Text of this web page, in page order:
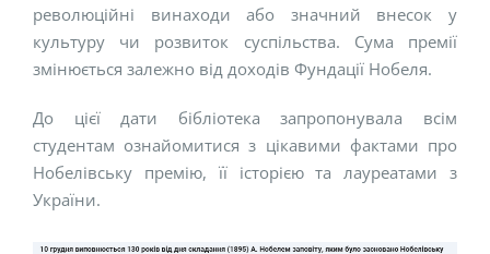
революційні винаходи або значний внесок у
культуру чи розвиток суспільства. Сума премії
змінюється залежно від доходів Фундації Нобеля.
До цієї дати бібліотека запропонувала всім
студентам ознайомитися з цікавими фактами про
Нобелівську премію, її історією та лауреатами з
України.